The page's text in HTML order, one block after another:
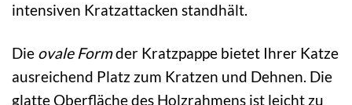
intensiven Kratzattacken standhält.
Die ovale Formder Kratzpappe bietet Ihrer Katze
ausreichend Platz zum Kratzen und Dehnen. Die
glatte Oberfläche des Holzrahmens ist leicht zu